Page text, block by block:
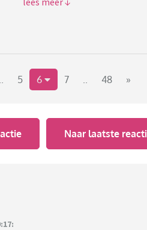
mijn dochter. Ik schrok hier best
maar ik wil ook niet dat mijn
.. 5 6 7 .. 48 »
Naar laatste